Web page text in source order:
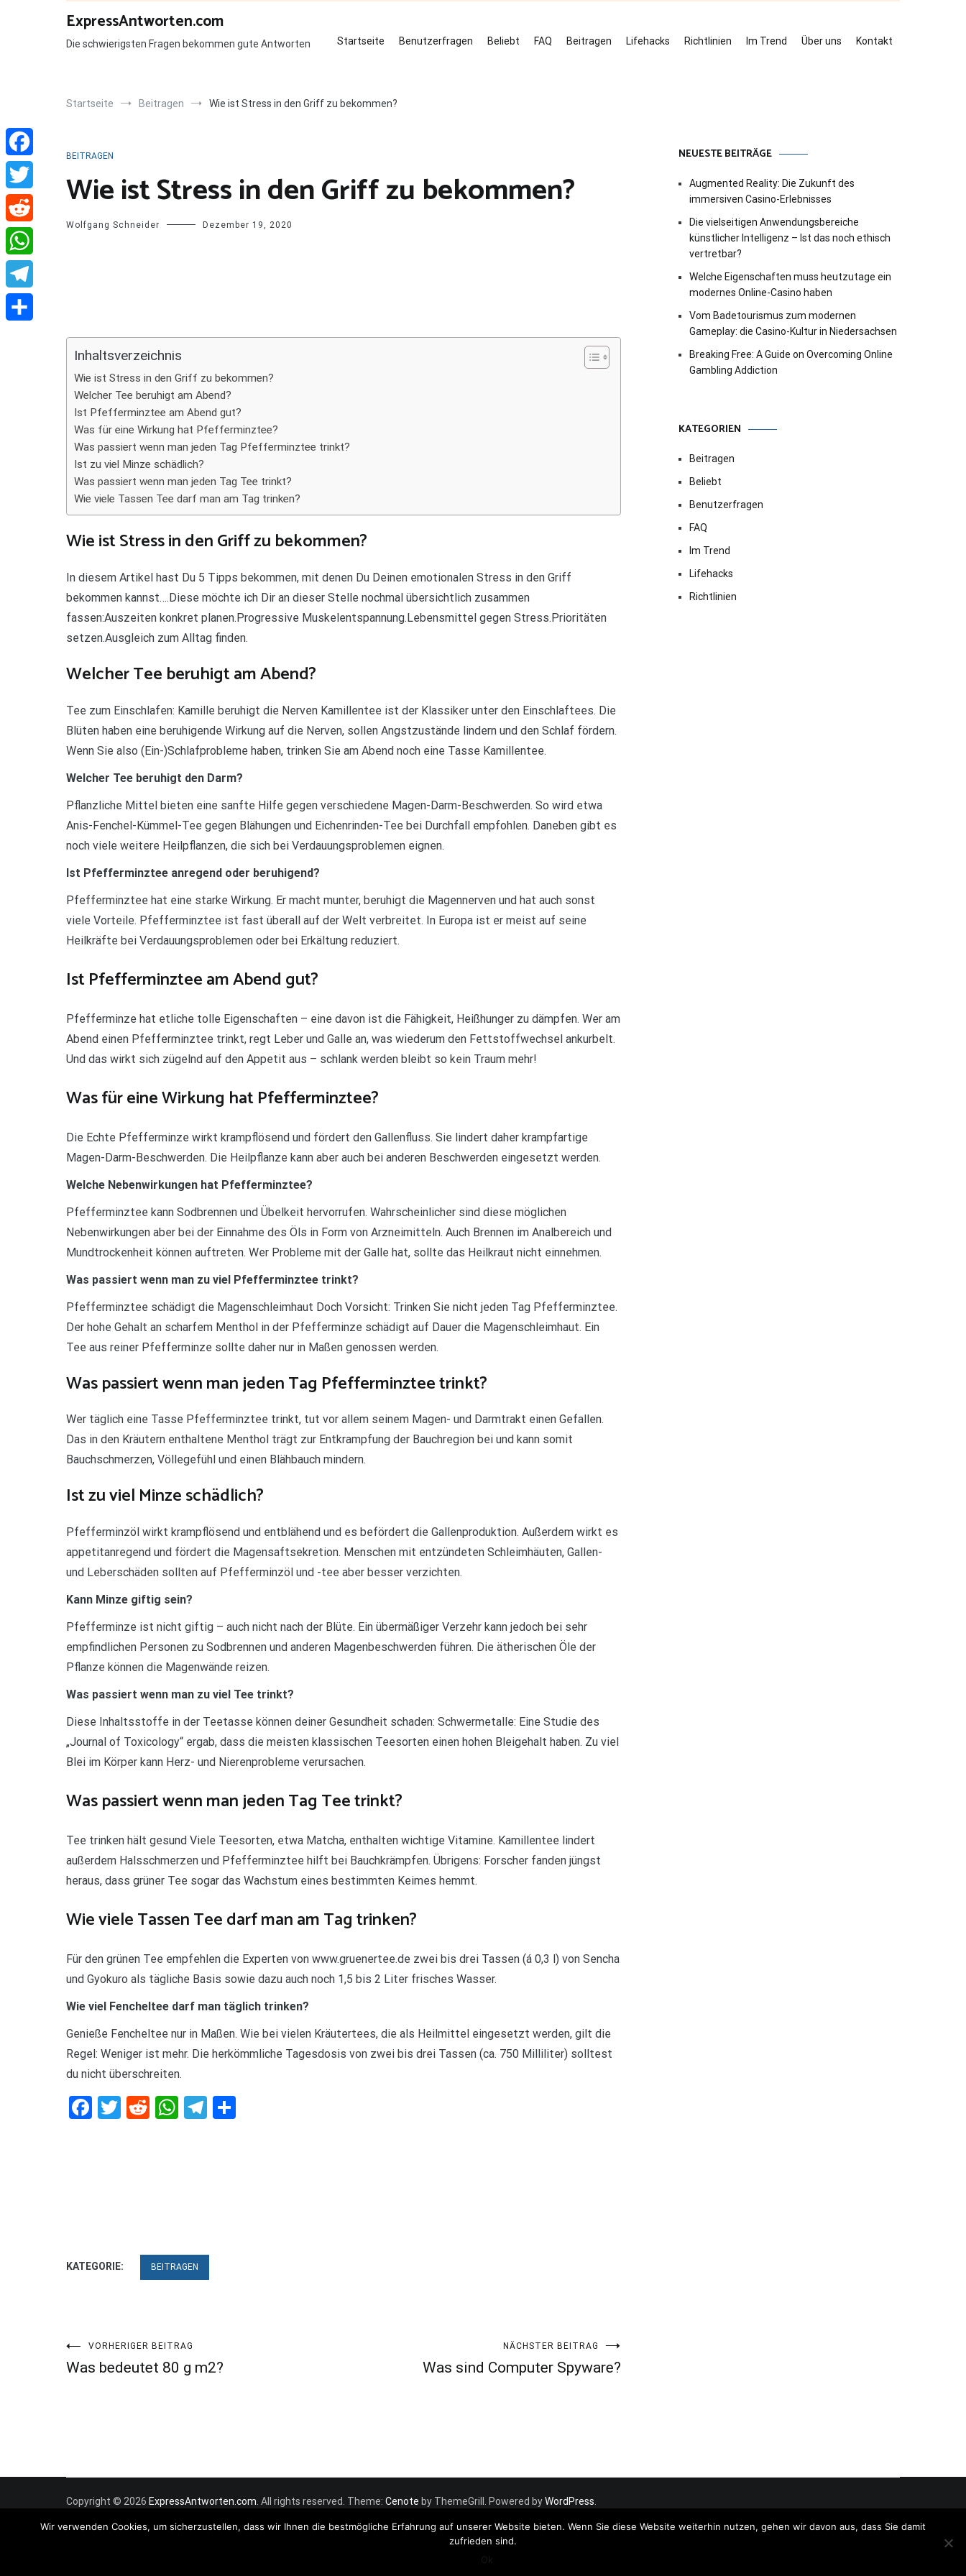
ExpressAntworten.com
Die schwierigsten Fragen bekommen gute Antworten Startseite Benutzerfragen Beliebt FAQ Beitragen Lifehacks Richtlinien Im Trend Über uns Kontakt
Startseite Beitragen Wie ist Stress in den Griff zu bekommen?
BEITRAGEN
Wie ist Stress in den Griff zu bekommen?
Wolfgang Schneider Dezember 19, 2020
Inhaltsverzeichnis
Wie ist Stress in den Griff zu bekommen?
Welcher Tee beruhigt am Abend?
Ist Pfefferminztee am Abend gut?
Was für eine Wirkung hat Pfefferminztee?
Was passiert wenn man jeden Tag Pfefferminztee trinkt?
Ist zu viel Minze schädlich?
Was passiert wenn man jeden Tag Tee trinkt?
Wie viele Tassen Tee darf man am Tag trinken?
Wie ist Stress in den Griff zu bekommen?
In diesem Artikel hast Du 5 Tipps bekommen, mit denen Du Deinen emotionalen Stress in den Griff
bekommen kannst….Diese möchte ich Dir an dieser Stelle nochmal übersichtlich zusammen
fassen:Auszeiten konkret planen.Progressive Muskelentspannung.Lebensmittel gegen Stress.Prioritäten
setzen.Ausgleich zum Alltag finden.
Welcher Tee beruhigt am Abend?
Tee zum Einschlafen: Kamille beruhigt die Nerven Kamillentee ist der Klassiker unter den Einschlaftees. Die
Blüten haben eine beruhigende Wirkung auf die Nerven, sollen Angstzustände lindern und den Schlaf fördern.
Wenn Sie also (Ein-)Schlafprobleme haben, trinken Sie am Abend noch eine Tasse Kamillentee.
Welcher Tee beruhigt den Darm?
Pflanzliche Mittel bieten eine sanfte Hilfe gegen verschiedene Magen-Darm-Beschwerden. So wird etwa
Anis-Fenchel-Kümmel-Tee gegen Blähungen und Eichenrinden-Tee bei Durchfall empfohlen. Daneben gibt es
noch viele weitere Heilpflanzen, die sich bei Verdauungsproblemen eignen.
Ist Pfefferminztee anregend oder beruhigend?
Pfefferminztee hat eine starke Wirkung. Er macht munter, beruhigt die Magennerven und hat auch sonst
viele Vorteile. Pfefferminztee ist fast überall auf der Welt verbreitet. In Europa ist er meist auf seine
Heilkräfte bei Verdauungsproblemen oder bei Erkältung reduziert.
Ist Pfefferminztee am Abend gut?
Pfefferminze hat etliche tolle Eigenschaften – eine davon ist die Fähigkeit, Heißhunger zu dämpfen. Wer am
Abend einen Pfefferminztee trinkt, regt Leber und Galle an, was wiederum den Fettstoffwechsel ankurbelt.
Und das wirkt sich zügelnd auf den Appetit aus – schlank werden bleibt so kein Traum mehr!
Was für eine Wirkung hat Pfefferminztee?
Die Echte Pfefferminze wirkt krampflösend und fördert den Gallenfluss. Sie lindert daher krampfartige
Magen-Darm-Beschwerden. Die Heilpflanze kann aber auch bei anderen Beschwerden eingesetzt werden.
Welche Nebenwirkungen hat Pfefferminztee?
Pfefferminztee kann Sodbrennen und Übelkeit hervorrufen. Wahrscheinlicher sind diese möglichen
Nebenwirkungen aber bei der Einnahme des Öls in Form von Arzneimitteln. Auch Brennen im Analbereich und
Mundtrockenheit können auftreten. Wer Probleme mit der Galle hat, sollte das Heilkraut nicht einnehmen.
Was passiert wenn man zu viel Pfefferminztee trinkt?
Pfefferminztee schädigt die Magenschleimhaut Doch Vorsicht: Trinken Sie nicht jeden Tag Pfefferminztee.
Der hohe Gehalt an scharfem Menthol in der Pfefferminze schädigt auf Dauer die Magenschleimhaut. Ein
Tee aus reiner Pfefferminze sollte daher nur in Maßen genossen werden.
Was passiert wenn man jeden Tag Pfefferminztee trinkt?
Wer täglich eine Tasse Pfefferminztee trinkt, tut vor allem seinem Magen- und Darmtrakt einen Gefallen.
Das in den Kräutern enthaltene Menthol trägt zur Entkrampfung der Bauchregion bei und kann somit
Bauchschmerzen, Völlegefühl und einen Blähbauch mindern.
Ist zu viel Minze schädlich?
Pfefferminzöl wirkt krampflösend und entblähend und es befördert die Gallenproduktion. Außerdem wirkt es
appetitanregend und fördert die Magensaftsekretion. Menschen mit entzündeten Schleimhäuten, Gallen-
und Leberschäden sollten auf Pfefferminzöl und -tee aber besser verzichten.
Kann Minze giftig sein?
Pfefferminze ist nicht giftig – auch nicht nach der Blüte. Ein übermäßiger Verzehr kann jedoch bei sehr
empfindlichen Personen zu Sodbrennen und anderen Magenbeschwerden führen. Die ätherischen Öle der
Pflanze können die Magenwände reizen.
Was passiert wenn man zu viel Tee trinkt?
Diese Inhaltsstoffe in der Teetasse können deiner Gesundheit schaden: Schwermetalle: Eine Studie des
„Journal of Toxicology“ ergab, dass die meisten klassischen Teesorten einen hohen Bleigehalt haben. Zu viel
Blei im Körper kann Herz- und Nierenprobleme verursachen.
Was passiert wenn man jeden Tag Tee trinkt?
Tee trinken hält gesund Viele Teesorten, etwa Matcha, enthalten wichtige Vitamine. Kamillentee lindert
außerdem Halsschmerzen und Pfefferminztee hilft bei Bauchkrämpfen. Übrigens: Forscher fanden jüngst
heraus, dass grüner Tee sogar das Wachstum eines bestimmten Keimes hemmt.
Wie viele Tassen Tee darf man am Tag trinken?
Für den grünen Tee empfehlen die Experten von www.gruenertee.de zwei bis drei Tassen (á 0,3 l) von Sencha
und Gyokuro als tägliche Basis sowie dazu auch noch 1,5 bis 2 Liter frisches Wasser.
Wie viel Fencheltee darf man täglich trinken?
Genieße Fencheltee nur in Maßen. Wie bei vielen Kräutertees, die als Heilmittel eingesetzt werden, gilt die
Regel: Weniger ist mehr. Die herkömmliche Tagesdosis von zwei bis drei Tassen (ca. 750 Milliliter) solltest
du nicht überschreiten.
Facebook
Twitter
RedditWhatsApp
Telegram
KATEGORIE: BEITRAGEN
Beitragsnavigation
VORHERIGER BEITRAG
Was bedeutet 80 g m2?
NÄCHSTER BEITRAG
Was sind Computer Spyware?
NEUESTE BEITRÄGE
Augmented Reality: Die Zukunft des
immersiven Casino-Erlebnisses
Die vielseitigen Anwendungsbereiche
künstlicher Intelligenz – Ist das noch ethisch
vertretbar?
Welche Eigenschaften muss heutzutage ein
modernes Online-Casino haben
Vom Badetourismus zum modernen
Gameplay: die Casino-Kultur in Niedersachsen
Breaking Free: A Guide on Overcoming Online
Gambling Addiction
KATEGORIEN
Beitragen
Beliebt
Benutzerfragen
FAQ
Im Trend
Lifehacks
Richtlinien
Copyright © 2026 ExpressAntworten.com. All rights reserved. Theme: Cenote by ThemeGrill. Powered byWordPress.
Facebook
Twitter
Reddit
WhatsApp
Telegram
Wir verwenden Cookies, um sicherzustellen, dass wir Ihnen die bestmögliche Erfahrung auf unserer Website bieten. Wenn Sie diese Website weiterhin nutzen, gehen wir davon aus, dass Sie damit
zufrieden sind.
Ok